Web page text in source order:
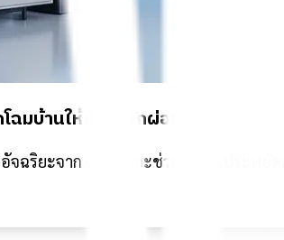
มบ้านให้เป็นที่พักผ่อนเพื่อสุขภาพด้
ฉริยะจาก CHiQ ที่จะช่วยให้คุณประหยัด